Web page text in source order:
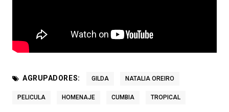
AGRUPADORES: GILDA NATALIA OREIRO
PELICULA HOMENAJE CUMBIA TROPICAL